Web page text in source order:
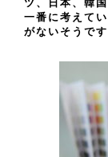
一番に考えて
がないそうです